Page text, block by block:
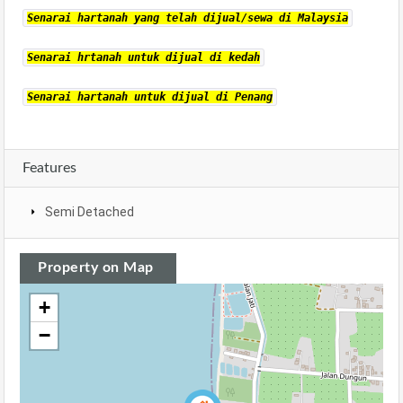
Senarai hartanah yang telah dijual/sewa di Malaysia
Senarai hrtanah untuk dijual di kedah
Senarai hartanah untuk dijual di Penang
Features
Semi Detached
Property on Map
+
−